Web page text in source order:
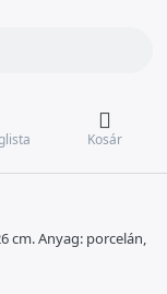
Kosár
cm. Anyag: porcelán,